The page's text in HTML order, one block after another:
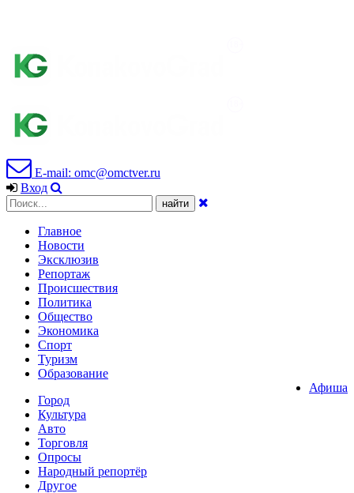
E-mail: omc@omctver.ru
Вход
Главное
Новости
Эксклюзив
Репортаж
Происшествия
Политика
Общество
Экономика
Спорт
Туризм
Образование
Афиша
Город
Культура
Авто
Торговля
Опросы
Народный репортёр
Другое